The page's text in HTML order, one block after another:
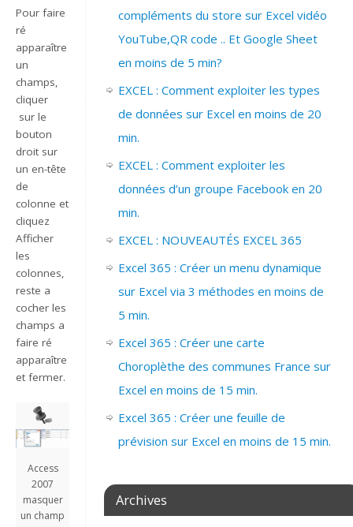
Pour faire
ré
apparaître
un
champs,
cliquer
sur le
bouton
droit sur
un en-tête
de
colonne et
cliquez
Afficher
les
colonnes,
reste a
cocher les
champs a
faire ré
apparaître
et fermer.
Access
2007
masquer
un champ
compléments du store sur Excel vidéo
YouTube,QR code .. Et Google Sheet
en moins de 5 min?
EXCEL : Comment exploiter les types
de données sur Excel en moins de 20
min.
EXCEL : Comment exploiter les
données d’un groupe Facebook en 20
min.
EXCEL : NOUVEAUTÉS EXCEL 365
Excel 365 : Créer un menu dynamique
sur Excel via 3 méthodes en moins de
5 min.
Excel 365 : Créer une carte
Choroplèthe des communes France sur
Excel en moins de 15 min.
Excel 365 : Créer une feuille de
prévision sur Excel en moins de 15 min.
Archives